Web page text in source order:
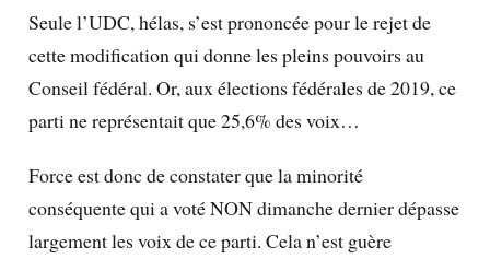
Seule l’UDC, hélas, s’est prononcée pour le rejet de
cette modification qui donne les pleins pouvoirs au
Conseil fédéral. Or, aux élections fédérales de 2019, ce
parti ne représentait que 25,6% des voix…
Force est donc de constater que la minorité
conséquente qui a voté NON dimanche dernier dépasse
largement les voix de ce parti. Cela n’est guère